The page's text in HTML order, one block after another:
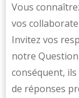
Vous
vos
Invitez vos
notre
conséquent,
de réponses